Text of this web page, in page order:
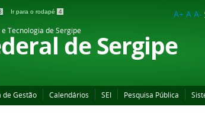
Ir para o rodapé 4 A+ A A-
Tecnologia de Sergipede Sergipe
de Gestão Calendários SEI Pesquisa Pública